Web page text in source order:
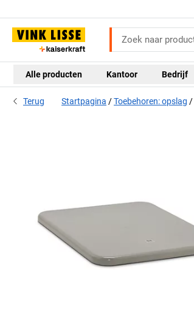
Alle producten Kantoor Bedrijf
Terug Startpagina Toebehoren: opslag